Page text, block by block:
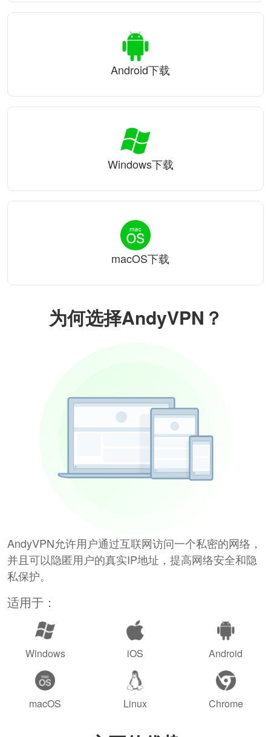
为何选择AndyVPN？
AndyVPN允许用户通过互联网访问一个私密的网络，
并且可以隐匿用户的真实IP地址，提高网络安全和隐
私保护。
适用于：
Windows iOS Android
macOS Linux Chrome
Android下载
Windows下载
macOS下载